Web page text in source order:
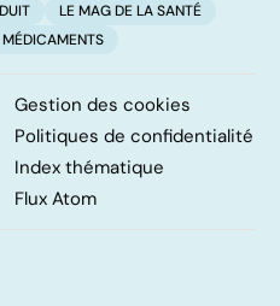
LE MAG DE LA SANTÉ
MÉDICAMENTS
Gestion des cookies
Politiques de confidentialité
Index thématique
Flux Atom